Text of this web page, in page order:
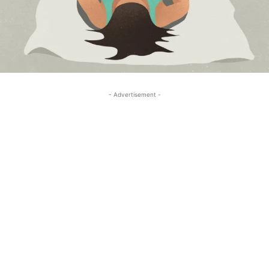
- Advertisement -